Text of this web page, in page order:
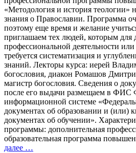
«Методология и история теологии»
знания о Православии. Программа
поэтому еще время и желание
приглашаем тех людей, которым для
профессиональной деятельности
требуется систематизация и
знаний. Лекторы курса: иерей
богословия, диакон Ромашов
магистр богословия. Сведения о
после его выдачи размещаем в
информационной системе
документах об образовании и (или)
документах об обучении».
программы: дополнительная
образовательная программа
далее …